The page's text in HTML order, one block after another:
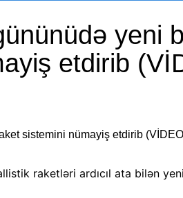
yeni
etdirib
raketləri ardıcıl ata bilən